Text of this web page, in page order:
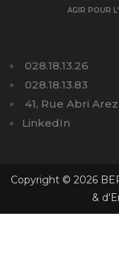
AGIR POUR
028.18.13.26
028.18.13.83
41, Rue Abri
LinkedIn
Copyright © 2026
&